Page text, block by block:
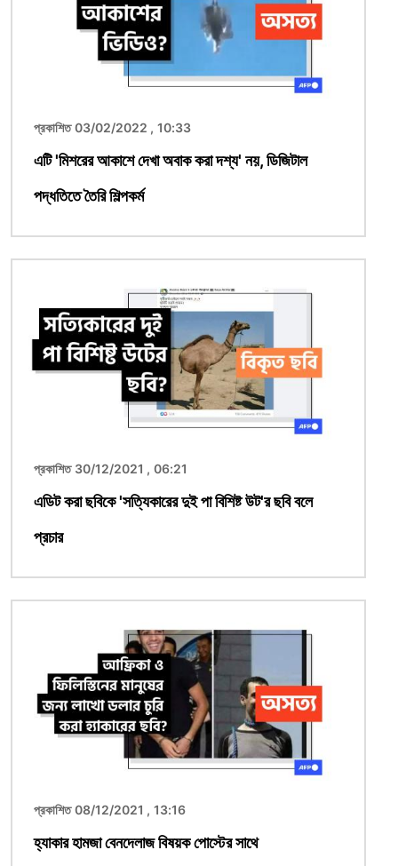
প্রকাশিত 03/02/2022 , 10:33
এটি 'মিশরের আকাশে দেখা অবাক করা দশ্য' নয়, ডিজিটাল
পদ্ধতিতে তৈরি শিল্পকর্ম
প্রকাশিত 30/12/2021 , 06:21
এডিট করা ছবিকে 'সত্যিকারের দুই পা বিশিষ্ট উট'র ছবি বলে
প্রচার
প্রকাশিত 08/12/2021 , 13:16
হ্যাকার হামজা বেনদেলাজ বিষয়ক পোস্টের সাথে